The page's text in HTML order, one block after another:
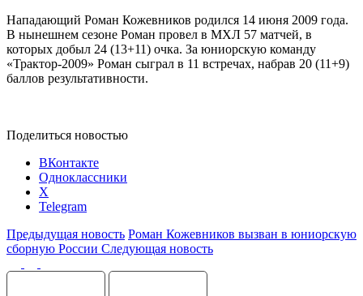
Нападающий Роман Кожевников родился 14 июня 2009 года.
В нынешнем сезоне Роман провел в МХЛ 57 матчей, в
которых добыл 24 (13+11) очка. За юниорскую команду
«Трактор-2009» Роман сыграл в 11 встречах, набрав 20 (11+9)
баллов результативности.
Поделиться новостью
ВКонтакте
Одноклассники
X
Telegram
Предыдущая новость Роман Кожевников вызван в юниорскую
сборную России Следующая новость